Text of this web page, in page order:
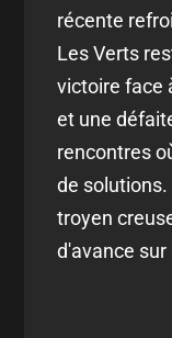
récente
Les Verts
victoire face
et une
rencontres
de
troyen
d'avance sur